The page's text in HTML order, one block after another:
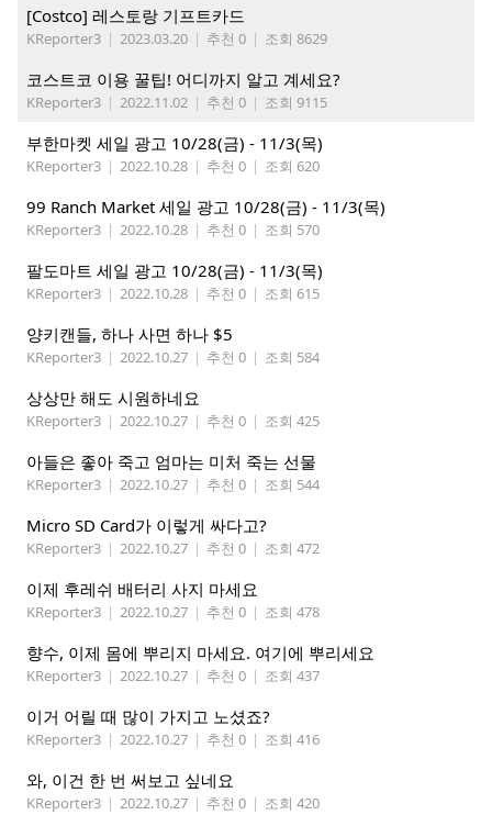
[Costco] 레스토랑 기프트카드
KReporter3 | 2023.03.20 | 추천 0 | 조회 8629
코스트코 이용 꿀팁! 어디까지 알고 계세요?
KReporter3 | 2022.11.02 | 추천 0 | 조회 9115
부한마켓 세일 광고 10/28(금) - 11/3(목)
KReporter3 | 2022.10.28 | 추천 0 | 조회 620
99 Ranch Market 세일 광고 10/28(금) - 11/3(목)
KReporter3 | 2022.10.28 | 추천 0 | 조회 570
팔도마트 세일 광고 10/28(금) - 11/3(목)
KReporter3 | 2022.10.28 | 추천 0 | 조회 615
양키캔들, 하나 사면 하나 $5
KReporter3 | 2022.10.27 | 추천 0 | 조회 584
상상만 해도 시원하네요
KReporter3 | 2022.10.27 | 추천 0 | 조회 425
아들은 좋아 죽고 엄마는 미처 죽는 선물
KReporter3 | 2022.10.27 | 추천 0 | 조회 544
Micro SD Card가 이렇게 싸다고?
KReporter3 | 2022.10.27 | 추천 0 | 조회 472
이제 후레쉬 배터리 사지 마세요
KReporter3 | 2022.10.27 | 추천 0 | 조회 478
향수, 이제 몸에 뿌리지 마세요. 여기에 뿌리세요
KReporter3 | 2022.10.27 | 추천 0 | 조회 437
이거 어릴 때 많이 가지고 노셨죠?
KReporter3 | 2022.10.27 | 추천 0 | 조회 416
와, 이건 한 번 써보고 싶네요
KReporter3 | 2022.10.27 | 추천 0 | 조회 420